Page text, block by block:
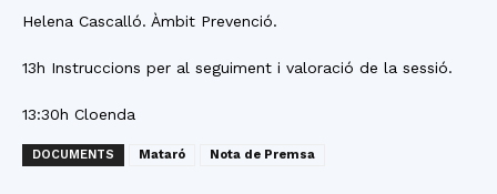
Helena Cascalló. Àmbit Prevenció.
13h Instruccions per al seguiment i valoració de la sessió.
13:30h Cloenda
DOCUMENTS Mataró Nota de Premsa